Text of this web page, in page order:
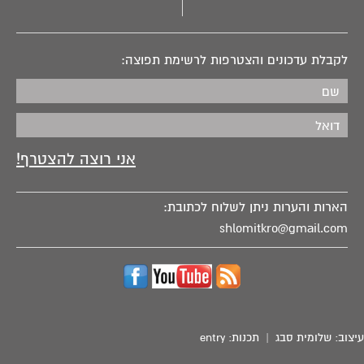
לקבלת עדכונים והצטרפות לרשימת תפוצה:
הארות והערות ניתן לשלוח לכתובת:
shlomitkro@gmail.com
עיצוב: שלומית סבג | תכנות: entry